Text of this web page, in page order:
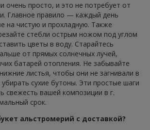
очень просто, и это не потребует от
Главное правило — каждый день
на чистую и прохладную. Также
стебли острым ножом под углом
цветы в воду. Старайтесь
от прямых солнечных лучей,
батарей отопления. Не забывайте
листья, чтобы они не загнивали в
убирать сухие бутоны. Эти простые шаги
свежесть вашей композиции в г.
срок.
альстромерий с доставкой?